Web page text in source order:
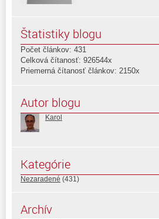
Štatistiky blogu
Počet článkov: 431
Celková čítanosť: 926544x
Priemerná čítanosť článkov: 2150x
Autor blogu
Karol
Kategórie
Nezaradené (431)
Archív